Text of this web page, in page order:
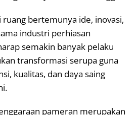
ruang bertemunya ide, inovasi,
industri perhiasan
semakin banyak pelaku
transformasi serupa guna
kualitas, dan daya saing
pameran merupakan